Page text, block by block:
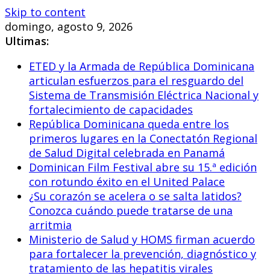
Skip to content
domingo, agosto 9, 2026
Ultimas:
ETED y la Armada de República Dominicana
articulan esfuerzos para el resguardo del
Sistema de Transmisión Eléctrica Nacional y
fortalecimiento de capacidades
República Dominicana queda entre los
primeros lugares en la Conectatón Regional
de Salud Digital celebrada en Panamá
Dominican Film Festival abre su 15.ª edición
con rotundo éxito en el United Palace
¿Su corazón se acelera o se salta latidos?
Conozca cuándo puede tratarse de una
arritmia
Ministerio de Salud y HOMS firman acuerdo
para fortalecer la prevención, diagnóstico y
tratamiento de las hepatitis virales